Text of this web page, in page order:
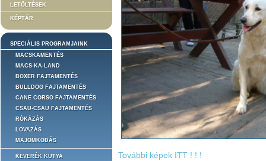
LETÖLTÉSEK
KÉPTÁR
SPECIÁLIS PROGRAMJAINK
MACSKAMENTÉS
MACS-KA-LAND
BOXER FAJTAMENTÉS
BULLDOG FAJTAMENTÉS
CANE CORSO FAJTAMENTÉS
CSAU-CSAU FAJTAMENTÉS
RÓKÁZÁS
LOVAZÁS
MAJOMKODÁS
KEVERÉK KUTYA
További képek ITT ! ! !